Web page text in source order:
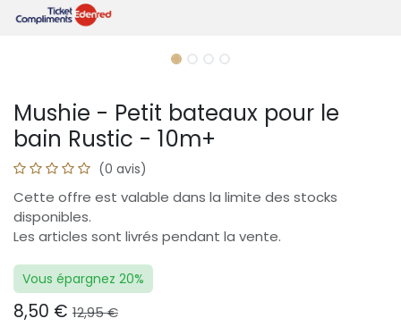
Mushie - Petit bateaux pour le
bain Rustic - 10m+
(0 avis)
Cette offre est valable dans la limite des stocks
disponibles.
Les articles sont livrés pendant la vente.
Vous épargnez 20%
8,50 € 12,95€